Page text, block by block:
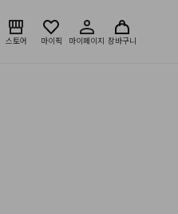
스토어 마이픽 마이페이지 장바구니